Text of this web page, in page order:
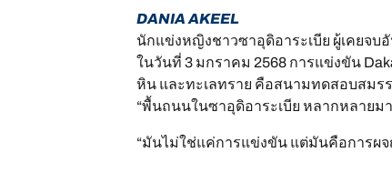
DANIA AKEEL
นักแข่งหญิงชาวซาอุดิอาระเบีย ผู้เคยจบ
ในวันที่ 3 มกราคม 2568 การแข่งขัน
หิน และทะเลทราย คือสนามทดสอบสมร
“พื้นถนนในซาอุดิอาระเบีย หลากหลายม
“มันไม่ใช่แค่การแข่งขัน แต่มันคือการผ